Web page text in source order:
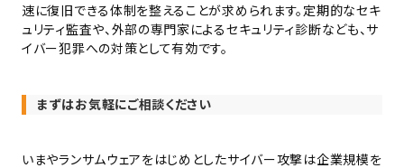
速に復旧できる体制を整えることが求められます。定期的なセキ
ュリティ監査や、外部の専門家によるセキュリティ診断なども、サ
イバー犯罪への対策として有効です。
まずはお気軽にご相談ください
いまやランサムウェアをはじめとしたサイバー攻撃は企業規模を